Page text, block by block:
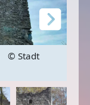
© Stadt